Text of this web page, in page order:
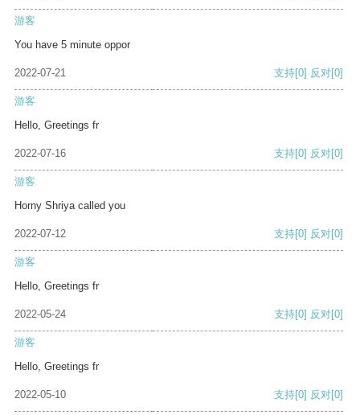
游客
You have 5 minute oppor
2022-07-21 支持[0] 反对[0]
游客
Hello, Greetings fr
2022-07-16 支持[0] 反对[0]
游客
Horny Shriya called you
2022-07-12 支持[0] 反对[0]
游客
Hello, Greetings fr
2022-05-24 支持[0] 反对[0]
游客
Hello, Greetings fr
2022-05-10 支持[0] 反对[0]